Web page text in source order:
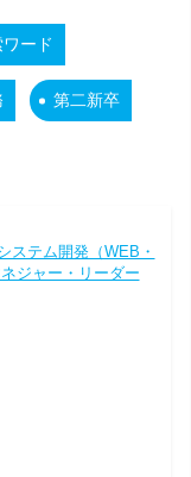
ード
第二新卒
ステム開発（WEB・
ジャー・リーダー